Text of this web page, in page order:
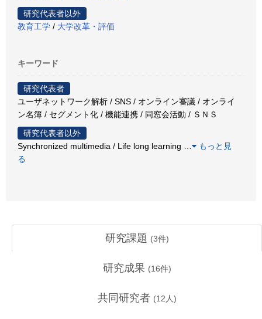
研究代表者以外
教育工学 / 大学改革・評価
キーワード
研究代表者
ユーザネットワーク解析 / SNS / オンライン審議 / オンライ
ン名簿 / セグメント化 / 機能連携 / 同窓会活動 / ＳＮＳ
研究代表者以外
Synchronized multimedia / Life long learning
もっと見
る
研究課題 (3件)
研究成果 (16件)
共同研究者 (12 人)